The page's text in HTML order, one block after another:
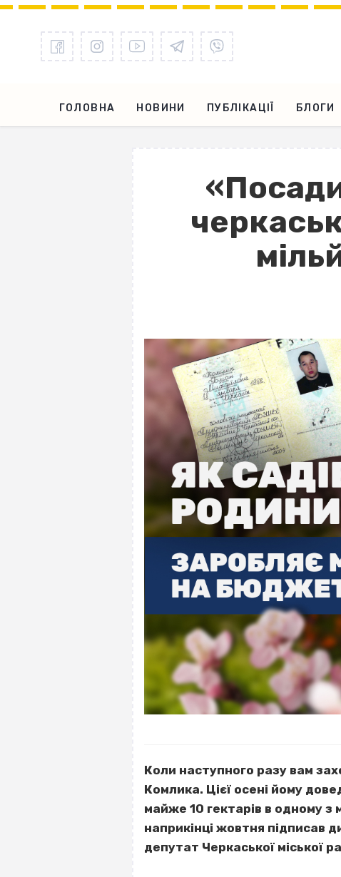
ГОЛОВНА НОВИНИ ПУБЛІКАЦІЇ БЛОГИ
Коли наступного разу вам
Комлика. Цієї осені йому
майже 10 гектарів в одному з
наприкінці жовтня підписав
депутат Черкаської міської